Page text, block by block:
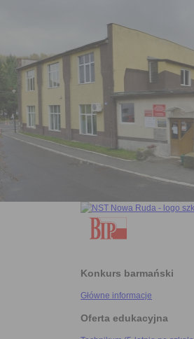
Konkurs barmański
Główne informacje
Oferta edukacyjna